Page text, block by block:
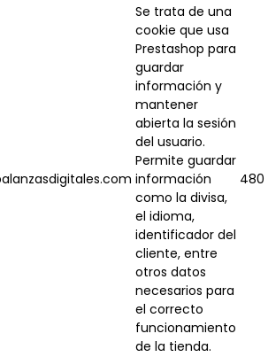
Se trata de una
cookie que usa
Prestashop para
guardar
información y
mantener
abierta la sesión
del usuario.
Permite guardar
información
como la divisa,
el idioma,
identificador del
cliente, entre
otros datos
necesarios para
el correcto
funcionamiento
de la tienda.
480